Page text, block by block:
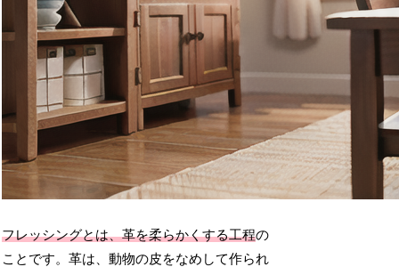
フレッシングとは、革を柔らかくする工程の
ことです。革は、動物の皮をなめして作られ